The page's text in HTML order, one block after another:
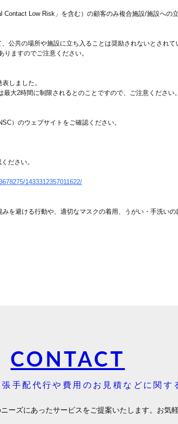
Low Risk」を含む）の顧客のみ複合施設/施設への
公共の場所や施設に立ち入ることは奨励されないとされて
ますのでご注意ください。
しました。
大2時間に制限されるとのことですので、ご注意ください。
）のウェブサイトをご確認ください。
ださい。
1433312357011622/
を避ける行動や、適切なマスクの着用、うがい・手洗い
CONTACT
手配代行や費用のお見積などに関す
ーズにあったサービスをご提案いたします。お気